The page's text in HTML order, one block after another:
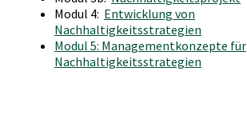
Modul 4: Entwicklung von
Nachhaltigkeitsstrategien
Modul 5: Managementkonzepte für
Nachhaltigkeitsstrategien